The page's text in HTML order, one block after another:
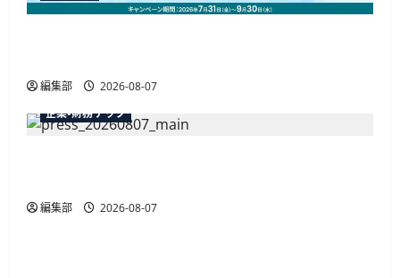
編集部
2026-08-07
企業・財務テック
編集部 2026-08-07
広告